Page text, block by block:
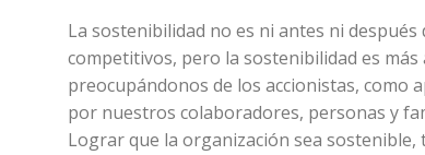
La sostenibilidad no es ni antes ni
competitivos, pero la sostenibilidad es
preocupándonos de los accionistas, como
por nuestros colaboradores, personas y
Lograr que la organización sea